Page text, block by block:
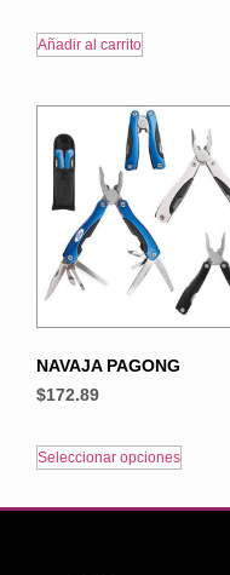
Añadir al carrito
NAVAJA PAGONG
$172.89
Seleccionar opciones